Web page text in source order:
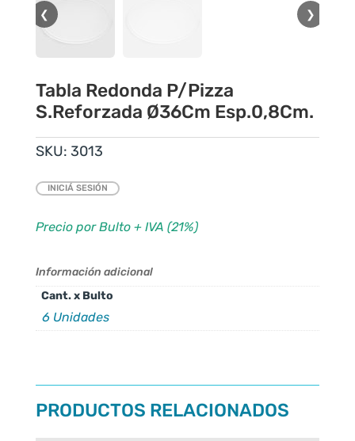
❮ ❯
Tabla Redonda P/Pizza
S.Reforzada Ø36Cm Esp.0,8Cm.
SKU: 3013
INICIÁ SESIÓN
Precio por Bulto + IVA (21%)
Información adicional
Cant. x Bulto
6 Unidades
PRODUCTOS RELACIONADOS